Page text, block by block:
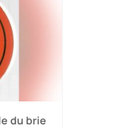
du brie